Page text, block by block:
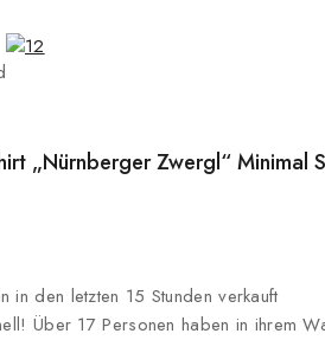
„Nürnberger Zwergl“ Minimal
in den letzten 15 Stunden verkauft
Über 17 Personen haben in ihrem